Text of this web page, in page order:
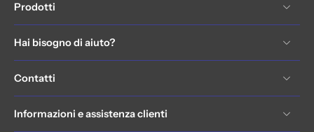
Prodotti
Hai bisogno di aiuto?
Contatti
Informazioni e assistenza clienti